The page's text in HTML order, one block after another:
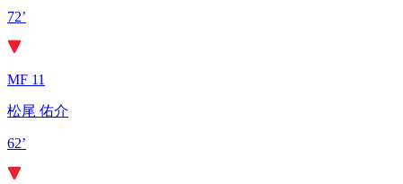
72’
MF 11
松尾 佑介
62’